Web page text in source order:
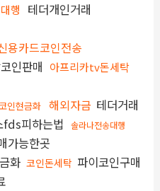
행 테더개인거래
용카드코인전송
인판매 아프리카tv돈세탁
인현금화 해외자금 테더거래
fds피하는법
솔라나전송대행
가능한곳
화 코인돈세탁 파이코인구매